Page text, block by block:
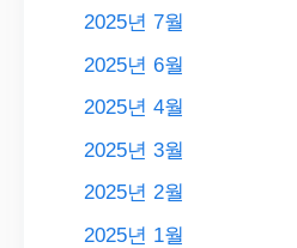
2025년 7월
2025년 6월
2025년 4월
2025년 3월
2025년 2월
2025년 1월